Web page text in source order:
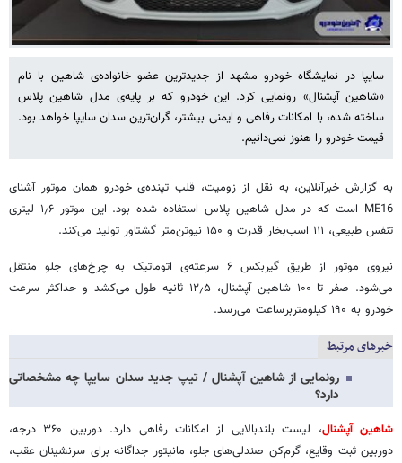
سایپا در نمایشگاه خودرو مشهد از جدیدترین عضو خانواده‌ی شاهین با نام
«شاهین آپشنال» رونمایی کرد. این خودرو که بر پایه‌ی مدل شاهین پلاس
ساخته شده، با امکانات رفاهی و ایمنی بیشتر، گران‌ترین سدان سایپا خواهد بود.
قیمت خودرو را هنوز نمی‌دانیم.
به گزارش خبرآنلاین، به نقل از زومیت، قلب تپنده‌ی خودرو همان موتور آشنای
ME16 است که در مدل شاهین پلاس استفاده شده بود. این موتور ۱٫۶ لیتری
تنفس طبیعی، ۱۱۱ اسب‌بخار قدرت و ۱۵۰ نیوتن‌متر گشتاور تولید می‌کند.
نیروی موتور از طریق گیربکس ۶ سرعته‌ی اتوماتیک به چرخ‌های جلو منتقل
می‌شود. صفر تا ۱۰۰ شاهین آپشنال، ۱۲٫۵ ثانیه طول می‌کشد و حداکثر سرعت
خودرو به ۱۹۰ کیلومتربرساعت می‌رسد.
خبرهای مرتبط
رونمایی از شاهین آپشنال / تیپ جدید سدان سایپا چه مشخصاتی
دارد؟
شاهین آپشنال
، لیست بلندبالایی از امکانات رفاهی دارد. دوربین ۳۶۰ درجه،
دوربین ثبت وقایع، گرم‌کن صندلی‌های جلو، مانیتور جداگانه برای سرنشینان عقب،